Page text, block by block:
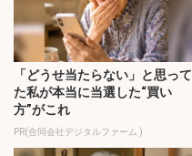
「どうせ当たらない」と思って
た私が本当に当選した“買い
方”がこれ
PR(合同会社デジタルファーム )